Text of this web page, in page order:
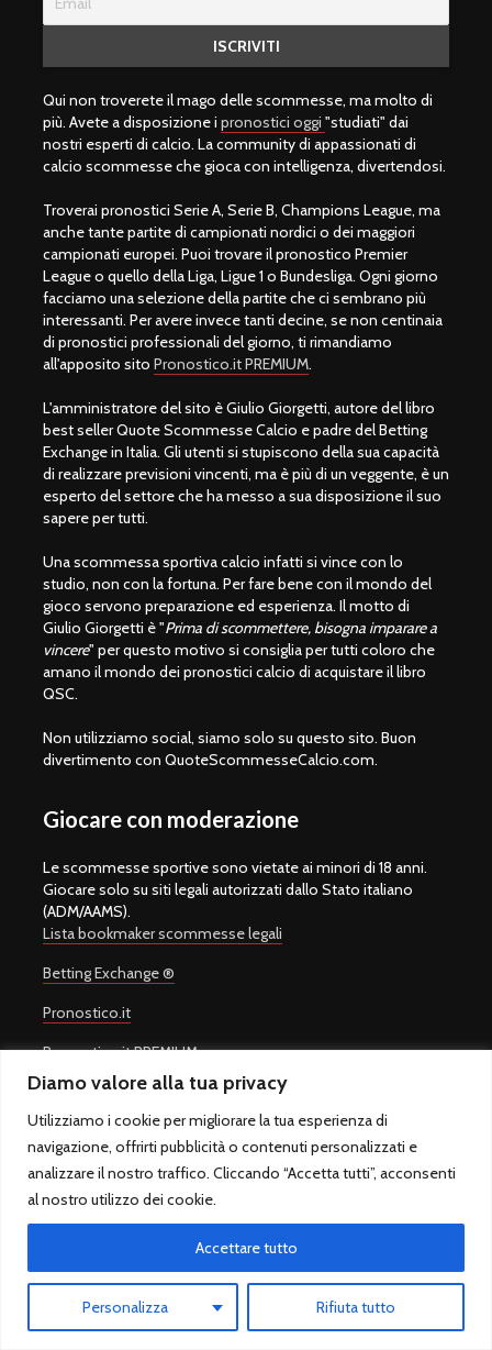
Diamo valore alla tua privacy
Utilizziamo i cookie per migliorare la tua esperienza di
navigazione, offrirti pubblicità o contenuti personalizzati e
analizzare il nostro traffico. Cliccando “Accetta tutti”, acconsenti
al nostro utilizzo dei cookie.
Personalizza Rifiuta tutto
Accettare tutto
Qui non troverete il mago delle scommesse, ma molto di
più. Avete a disposizione i pronostici oggi "studiati" dai
nostri esperti di calcio. La community di appassionati di
calcio scommesse che gioca con intelligenza, divertendosi.
Troverai pronostici Serie A, Serie B, Champions League, ma
anche tante partite di campionati nordici o dei maggiori
campionati europei. Puoi trovare il pronostico Premier
League o quello della Liga, Ligue 1 o Bundesliga. Ogni giorno
facciamo una selezione della partite che ci sembrano più
interessanti. Per avere invece tanti decine, se non centinaia
di pronostici professionali del giorno, ti rimandiamo
all'apposito sito Pronostico.it PREMIUM.
L'amministratore del sito è Giulio Giorgetti, autore del libro
best seller Quote Scommesse Calcio e padre del Betting
Exchange in Italia. Gli utenti si stupiscono della sua capacità
di realizzare previsioni vincenti, ma è più di un veggente, è un
esperto del settore che ha messo a sua disposizione il suo
sapere per tutti.
Una scommessa sportiva calcio infatti si vince con lo
studio, non con la fortuna. Per fare bene con il mondo del
gioco servono preparazione ed esperienza. Il motto di
Giulio Giorgetti è "Prima di scommettere, bisogna imparare a
vincere" per questo motivo si consiglia per tutti coloro che
amano il mondo dei pronostici calcio di acquistare il libro
QSC.
Non utilizziamo social, siamo solo su questo sito. Buon
divertimento con QuoteScommesseCalcio.com.
Giocare con moderazione
Le scommesse sportive sono vietate ai minori di 18 anni.
Giocare solo su siti legali autorizzati dallo Stato italiano
(ADM/AAMS).
Lista bookmaker scommesse legali
Betting Exchange ®
Pronostico.it
Pronostico.it PREMIUM
Copyright © 2008-2026.Quote Scommesse CalcioSito Ufficiale -
Un progetto di
Giulio Giorgetti
. Quote Scommesse Calcio ® è un
Dogane e Monopoli ed è riservato ai maggiori di 18 anni.
QuoteScommesseCalcio.com - Sfera sas di Marcello Rossi - P.IVA
10917021007 - Via Alessandro Cruto 8, 00146 Roma (RM) – Italia -